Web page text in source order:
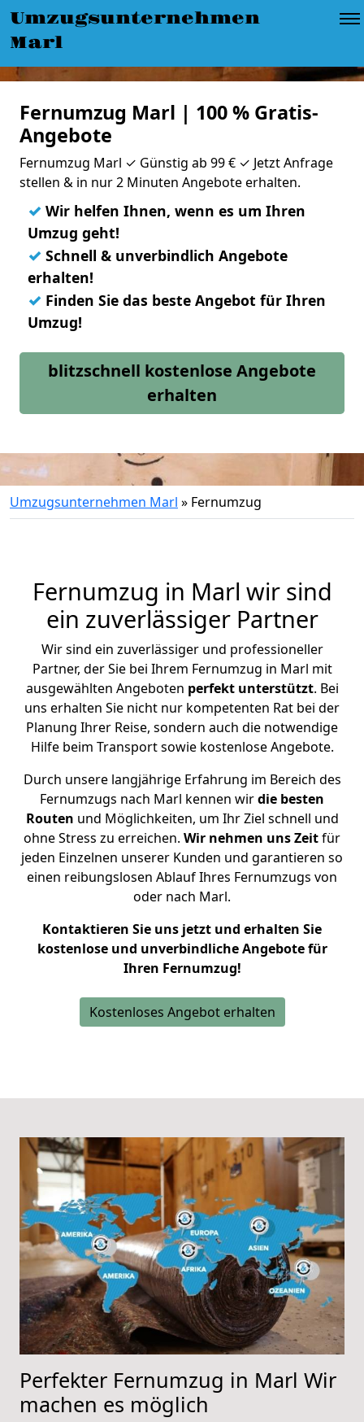
Umzugsunternehmen
Marl
Fernumzug Marl | 100 % Gratis-
Angebote
Fernumzug Marl ✓ Günstig ab 99 € ✓ Jetzt Anfrage
stellen & in nur 2 Minuten Angebote erhalten.
✓ Wir helfen Ihnen, wenn es um Ihren
Umzug geht!
✓ Schnell & unverbindlich Angebote
erhalten!
✓ Finden Sie das beste Angebot für Ihren
Umzug!
blitzschnell kostenlose Angebote
erhalten
Umzugsunternehmen Marl » Fernumzug
Fernumzug in Marl wir sind
ein zuverlässiger Partner
Wir sind ein zuverlässiger und professioneller
Partner, der Sie bei Ihrem Fernumzug in Marl mit
ausgewählten Angeboten perfekt unterstützt. Bei
uns erhalten Sie nicht nur kompetenten Rat bei der
Planung Ihrer Reise, sondern auch die notwendige
Hilfe beim Transport sowie kostenlose Angebote.
Durch unsere langjährige Erfahrung im Bereich des
Fernumzugs nach Marl kennen wirdie besten
Routen und Möglichkeiten, um Ihr Ziel schnell und
ohne Stress zu erreichen. Wir nehmen uns Zeitfür
jeden Einzelnen unserer Kunden und garantieren so
einen reibungslosen Ablauf Ihres Fernumzugs von
oder nach Marl.
Kontaktieren Sie uns jetzt und erhalten Sie
kostenlose und unverbindliche Angebote für
Ihren Fernumzug!
Kostenloses Angebot erhalten
Perfekter Fernumzug in Marl Wir
machen es möglich